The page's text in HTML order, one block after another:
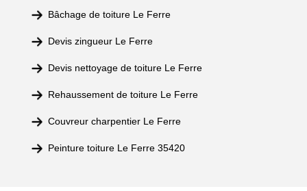
Bâchage de toiture Le Ferre
Devis zingueur Le Ferre
Devis nettoyage de toiture Le Ferre
Rehaussement de toiture Le Ferre
Couvreur charpentier Le Ferre
Peinture toiture Le Ferre 35420